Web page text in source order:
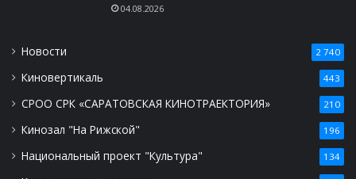
04.08.2026
Новости 2 740
Киновертикаль 443
СРОО СРК «САРАТОВСКАЯ КИНОТРАЕКТОРИЯ» 210
Кинозал "На Рижской" 196
Национальный проект "Культура" 134